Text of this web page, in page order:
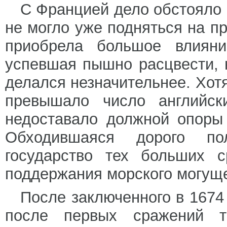
С Францией дело обстояло
не могло уже подняться на
приобрела большое
успевшая пышно расцвести,
делался незначительнее.
превышало число
недоставало должной
Обходившаяся дорого
государство тех больших
поддержания морского
После заключенного в
после первых сражений